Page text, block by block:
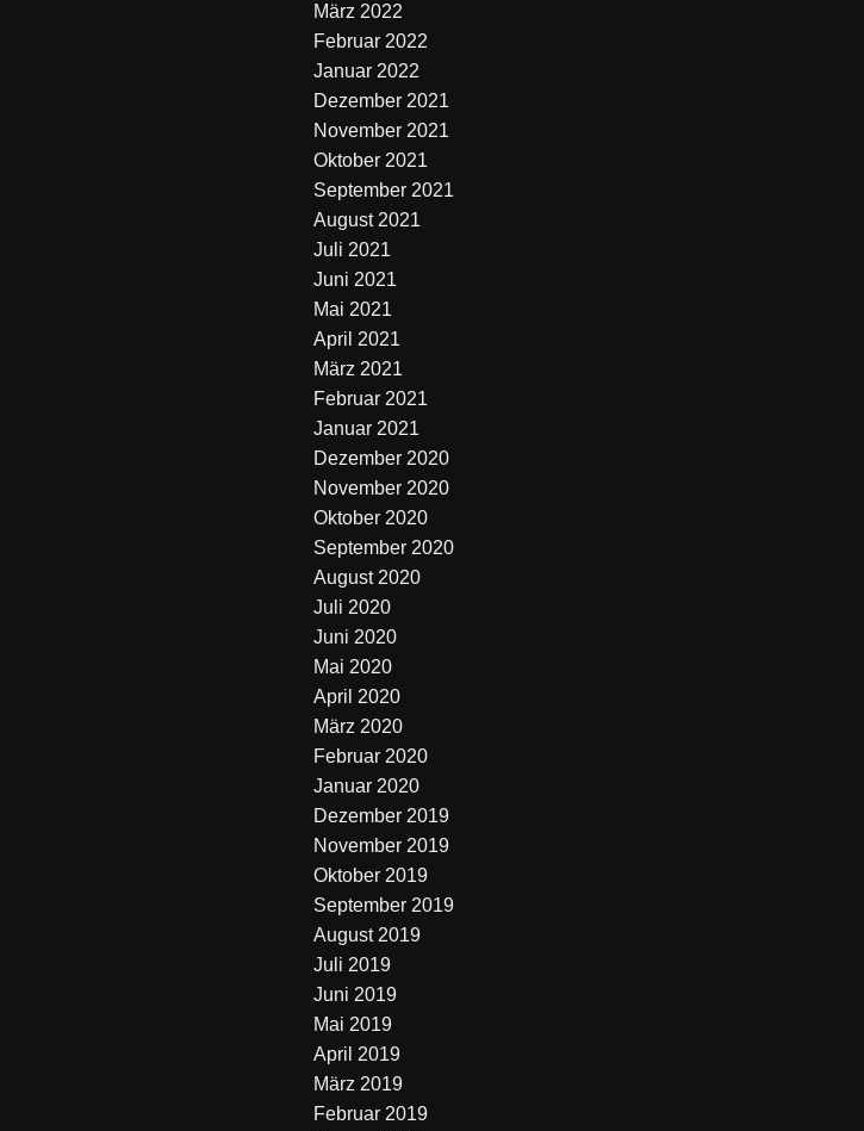
März 2022
Februar 2022
Januar 2022
Dezember 2021
November 2021
Oktober 2021
September 2021
August 2021
Juli 2021
Juni 2021
Mai 2021
April 2021
März 2021
Februar 2021
Januar 2021
Dezember 2020
November 2020
Oktober 2020
September 2020
August 2020
Juli 2020
Juni 2020
Mai 2020
April 2020
März 2020
Februar 2020
Januar 2020
Dezember 2019
November 2019
Oktober 2019
September 2019
August 2019
Juli 2019
Juni 2019
Mai 2019
April 2019
März 2019
Februar 2019